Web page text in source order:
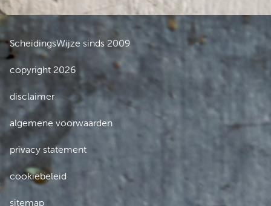
ScheidingsWijze sinds 2009
copyright 2026
disclaimer
algemene voorwaarden
privacy statement
cookiebeleid
sitemap